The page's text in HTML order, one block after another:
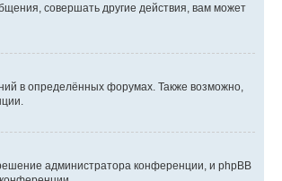
совершать другие действия, вам может
в определённых форумах. Также возможно,
администратора конференции, и phpBB